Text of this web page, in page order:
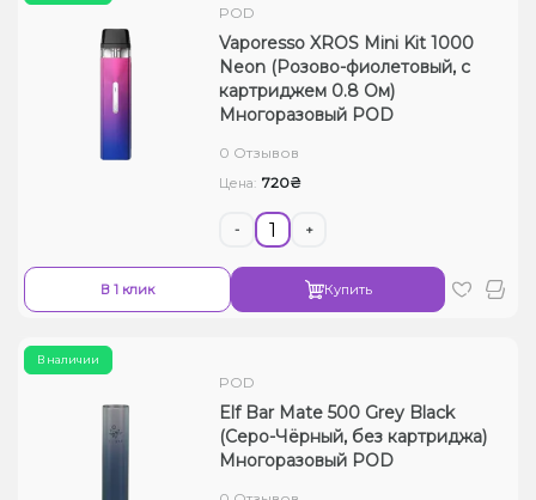
POD
Vaporesso XROS Mini Kit 1000
Neon (Розово-фиолетовый, с
картриджем 0.8 Ом)
Многоразовый POD
0 Отзывов
Цена: 720₴
- +
В 1 клик Купить
В наличии
POD
Elf Bar Mate 500 Grey Black
(Серо-Чёрный, без картриджа)
Многоразовый POD